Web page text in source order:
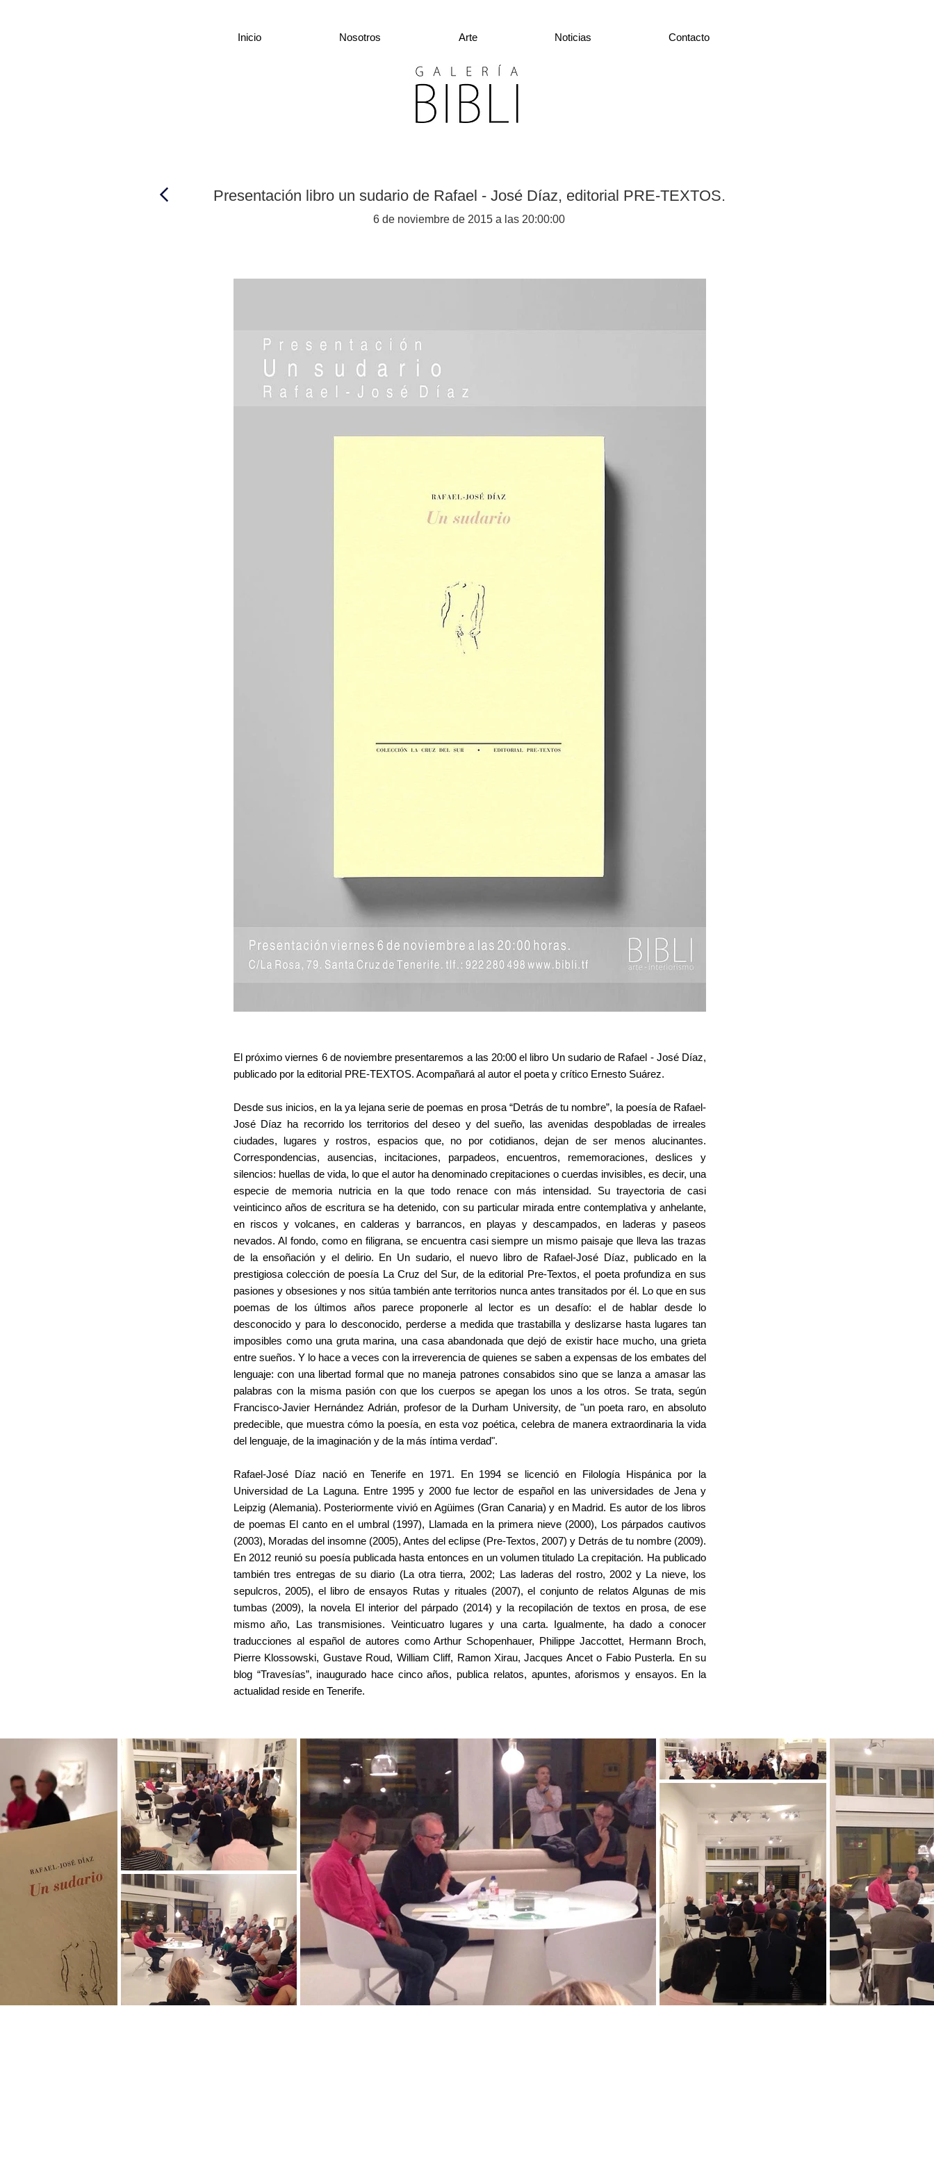
Inicio Nosotros Arte Noticias Contacto
Presentación libro un sudario de Rafael - José Díaz, editorial PRE-TEXTOS.
6 de noviembre de 2015 a las 20:00:00
El próximo viernes 6 de noviembre presentaremos a las 20:00 el libro Un sudario de Rafael - José Díaz,
publicado por la editorial PRE-TEXTOS. Acompañará al autor el poeta y crítico Ernesto Suárez.
Desde sus inicios, en la ya lejana serie de poemas en prosa “Detrás de tu nombre”, la poesía de Rafael-
José Díaz ha recorrido los territorios del deseo y del sueño, las avenidas despobladas de irreales
ciudades, lugares y rostros, espacios que, no por cotidianos, dejan de ser menos alucinantes.
Correspondencias, ausencias, incitaciones, parpadeos, encuentros, rememoraciones, deslices y
silencios: huellas de vida, lo que el autor ha denominado crepitaciones o cuerdas invisibles, es decir, una
especie de memoria nutricia en la que todo renace con más intensidad. Su trayectoria de casi
veinticinco años de escritura se ha detenido, con su particular mirada entre contemplativa y anhelante,
en riscos y volcanes, en calderas y barrancos, en playas y descampados, en laderas y paseos
nevados. Al fondo, como en filigrana, se encuentra casi siempre un mismo paisaje que lleva las trazas
de la ensoñación y el delirio. En Un sudario, el nuevo libro de Rafael-José Díaz, publicado en la
prestigiosa colección de poesía La Cruz del Sur, de la editorial Pre-Textos, el poeta profundiza en sus
pasiones y obsesiones y nos sitúa también ante territorios nunca antes transitados por él. Lo que en sus
poemas de los últimos años parece proponerle al lector es un desafío: el de hablar desde lo
desconocido y para lo desconocido, perderse a medida que trastabilla y deslizarse hasta lugares tan
imposibles como una gruta marina, una casa abandonada que dejó de existir hace mucho, una grieta
entre sueños. Y lo hace a veces con la irreverencia de quienes se saben a expensas de los embates del
lenguaje: con una libertad formal que no maneja patrones consabidos sino que se lanza a amasar las
palabras con la misma pasión con que los cuerpos se apegan los unos a los otros. Se trata, según
Francisco-Javier Hernández Adrián, profesor de la Durham University, de "un poeta raro, en absoluto
predecible, que muestra cómo la poesía, en esta voz poética, celebra de manera extraordinaria la vida
del lenguaje, de la imaginación y de la más íntima verdad".
Rafael-José Díaz nació en Tenerife en 1971. En 1994 se licenció en Filología Hispánica por la
Universidad de La Laguna. Entre 1995 y 2000 fue lector de español en las universidades de Jena y
Leipzig (Alemania). Posteriormente vivió en Agüimes (Gran Canaria) y en Madrid. Es autor de los libros
de poemas El canto en el umbral (1997), Llamada en la primera nieve (2000), Los párpados cautivos
(2003), Moradas del insomne (2005), Antes del eclipse (Pre-Textos, 2007) y Detrás de tu nombre (2009).
En 2012 reunió su poesía publicada hasta entonces en un volumen titulado La crepitación. Ha publicado
también tres entregas de su diario (La otra tierra, 2002; Las laderas del rostro, 2002 y La nieve, los
sepulcros, 2005), el libro de ensayos Rutas y rituales (2007), el conjunto de relatos Algunas de mis
tumbas (2009), la novela El interior del párpado (2014) y la recopilación de textos en prosa, de ese
mismo año, Las transmisiones. Veinticuatro lugares y una carta. Igualmente, ha dado a conocer
traducciones al español de autores como Arthur Schopenhauer, Philippe Jaccottet, Hermann Broch,
Pierre Klossowski, Gustave Roud, William Cliff, Ramon Xirau, Jacques Ancet o Fabio Pusterla. En su
blog “Travesías”, inaugurado hace cinco años, publica relatos, apuntes, aforismos y ensayos. En la
actualidad reside en Tenerife.